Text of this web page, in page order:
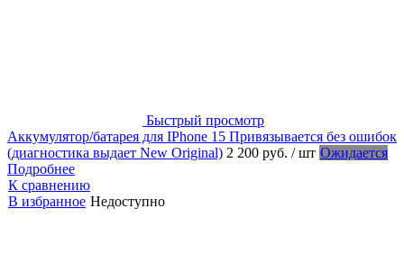
Быстрый просмотр
Аккумулятор/батарея для IPhone 15 Привязывается без ошибок
(диагностика выдает New Original) 2 200 руб. / шт Ожидается
Подробнее
К сравнению
В избранное Недоступно